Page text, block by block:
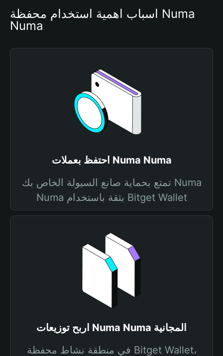
أسباب أهمية استخدام محفظة Numa
Numa
احتفظ بعملات Numa Numa
تمتع بحماية صانع السيولة الخاص بك Numa
Numa بثقة باستخدام Bitget Wallet
اربح توزيعات Numa Numa المجانية
في منطقة نشاط محفظة Bitget Wallet،